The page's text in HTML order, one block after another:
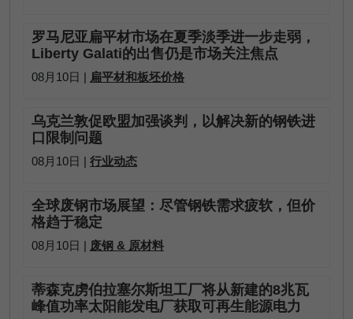
罗马尼亚扁平材市场在夏季淡季进一步走弱，
Liberty Galati的出售仍是市场关注焦点
08月10日 | 扁平材和板坯价格
乌克兰敦促欧盟加强谈判，以解决新的钢铁进
口限制问题
08月10日 | 行业动态
全球废钢市场展望：尽管钢铁需求疲软，但价
格趋于稳定
08月10日 | 废钢 & 原材料
蒂森克虏伯拉塞尔斯坦工厂将从新建的8兆瓦
峰值功率太阳能发电厂获取可再生能源电力